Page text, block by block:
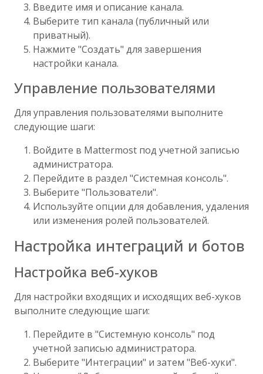
Введите имя и описание канала.
Выберите тип канала (публичный или
приватный).
Нажмите "Создать" для завершения
настройки канала.
Управление пользователями
Для управления пользователями выполните
следующие шаги:
Войдите в Mattermost под учетной записью
администратора.
Перейдите в раздел "Системная консоль".
Выберите "Пользователи".
Используйте опции для добавления, удаления
или изменения ролей пользователей.
Настройка интеграций и ботов
Настройка веб-хуков
Для настройки входящих и исходящих веб-хуков
выполните следующие шаги:
Перейдите в "Системную консоль" под
учетной записью администратора.
Выберите "Интеграции" и затем "Веб-хуки".